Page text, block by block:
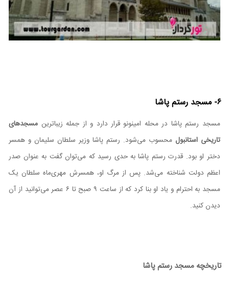
۶- مسجد رستم پاشا
مسجد رستم پاشا در محله امینونو قرار دارد و از جمله زیباترین مسجد‌های
تاریخی استانبول محسوب می‌شود. رستم پاشا وزیر سلطان سلیمان و همسر
دختر او بود. قدرت رستم پاشا به حدی رسید که می‌توان گفت به عنوان صدر
اعظم دولت شناخته می‌شد. پس از مرگ او، همسرش مهری‌ماه سلطان یک
مسجد به احترام و یاد او بنا کرد که از ساعت ۹ صبح تا ۶ عصر می‌توانید از آن
دیدن کنید.
تاریخچه مسجد رستم پاشا